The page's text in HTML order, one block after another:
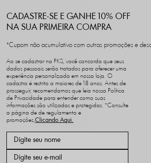
CADASTRE-SE E GANHE 10% OFF
NA SUA PRIMEIRA COMPRA
*Cupom não acumulativo com outras promoções e
Ao se cadastrar na PKS, você concorda que seus
dados pessoais serão tratados para oferecer uma
experiência personalizada em nossa loja. O
cadastro é restrito a maiores de 18 anos. Antes de
prosseguir, recomendamos que leia nossa Política
de Privacidade para entender como suas
informações são utilizadas e protegidas. *Consulte
a página de de regulamento e
promoções,